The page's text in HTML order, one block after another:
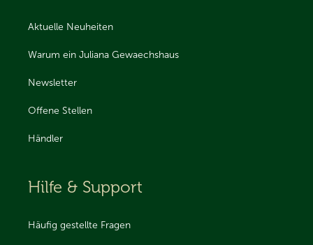
Aktuelle Neuheiten
Warum ein Juliana Gewaechshaus
Newsletter
Offene Stellen
Händler
Hilfe & Support
Häufig gestellte Fragen